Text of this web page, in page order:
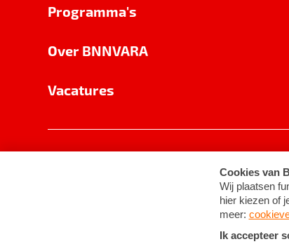
Programma's
Over BNNVARA
Vacatures
Cookie-instellingen